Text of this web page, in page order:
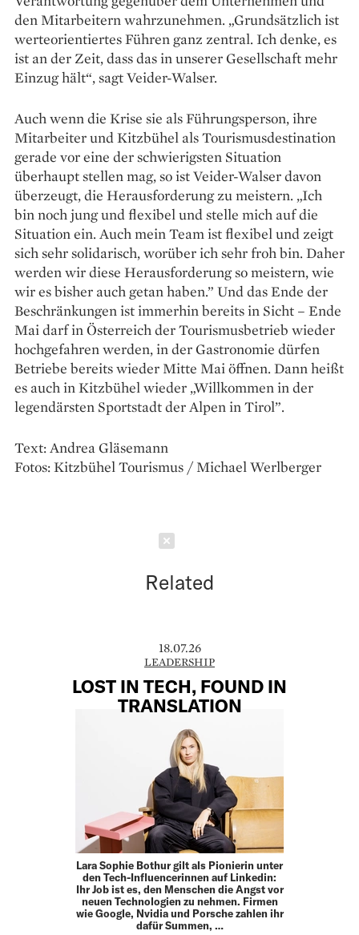
den Mitarbeitern wahrzunehmen. „Grundsätzlich ist
werteorientiertes Führen ganz zentral. Ich denke, es
ist an der Zeit, dass das in unserer Gesellschaft mehr
Einzug hält“, sagt Veider-Walser.
Auch wenn die Krise sie als Führungsperson, ihre
Mitarbeiter und Kitzbühel als Tourismusdestination
gerade vor eine der schwierigsten Situation
überhaupt stellen mag, so ist Veider-Walser davon
überzeugt, die Herausforderung zu meistern. „Ich
bin noch jung und flexibel und stelle mich auf die
Situation ein. Auch mein Team ist flexibel und zeigt
sich sehr solidarisch, worüber ich sehr froh bin. Daher
werden wir diese Herausforderung so meistern, wie
wir es bisher auch getan haben.” Und das Ende der
Beschränkungen ist immerhin bereits in Sicht – Ende
Mai darf in Österreich der Tourismusbetrieb wieder
hochgefahren werden, in der Gastronomie dürfen
Betriebe bereits wieder Mitte Mai öffnen. Dann heißt
es auch in Kitzbühel wieder „Willkommen in der
legendärsten Sportstadt der Alpen in Tirol”.
Text: Andrea Gläsemann
Fotos: Kitzbühel Tourismus / Michael Werlberger
Related
18.07.26
LEADERSHIP
LOST IN TECH, FOUND IN
TRANSLATION
Lara Sophie Bothur gilt als Pionierin unter
den Tech-Influencerinnen auf Linkedin:
Ihr Job ist es, den Menschen die Angst vor
neuen Technologien zu nehmen. Firmen
wie Google, Nvidia und Porsche zahlen ihr
dafür Summen, …